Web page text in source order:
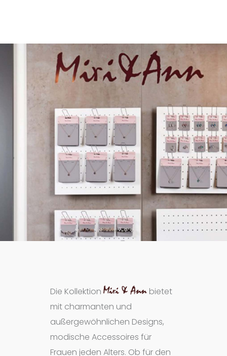
Die Kollektion Miri & Ann bietet
mit charmanten und
außergewöhnlichen Designs,
modische Accessoires für
Frauen jeden Alters. Ob für den